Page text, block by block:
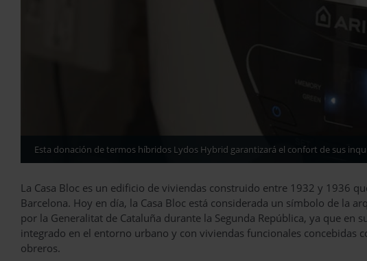
Esta donación de termos híbridos Lydos Hybrid garantizará el confort de sus
La Casa Bloc es un edificio de viviendas construido entre 1932 y 1936
Barcelona. Hoy en día, la Casa Bloc está considerada un símbolo de la
por la Generalitat de Cataluña durante la Segunda República, ya que
integrado en el entorno urbano y con viviendas funcionales concebidas
obreros.